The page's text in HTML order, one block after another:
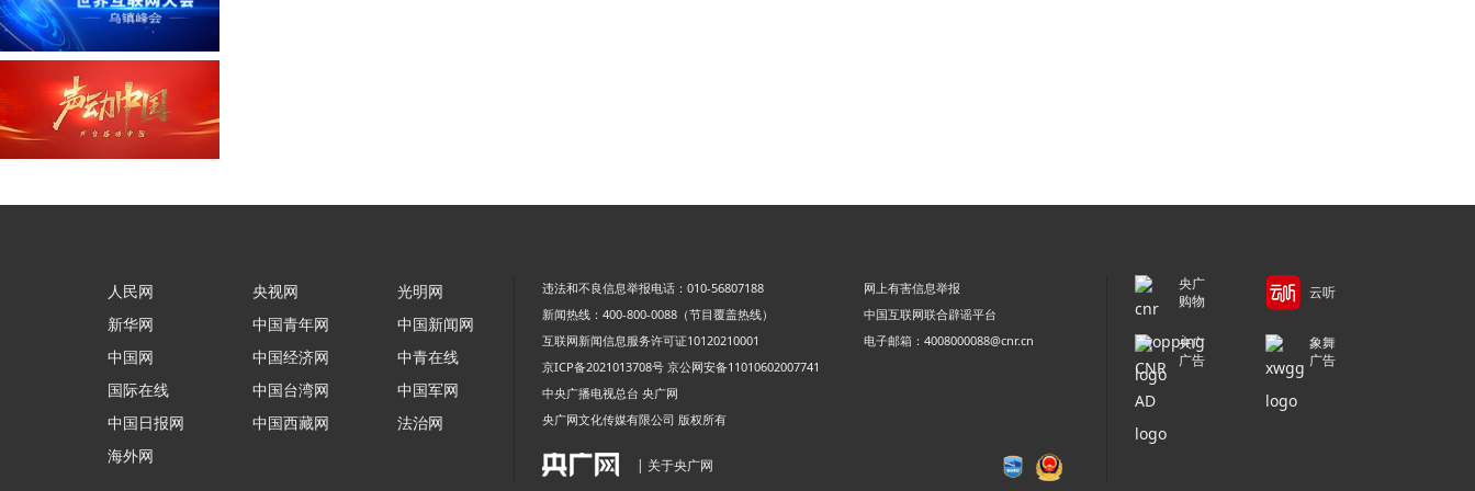
人民网
新华网
中国网
国际在线
中国日报网
海外网
央视网
中国青年网
中国经济网
中国台湾网
中国西藏网
光明网
中国新闻网
中青在线
中国军网
法治网
违法和不良信息举报电话：010-56807188
网上有害信息举报
新闻热线：400-800-0088（节目覆盖热线）
中国互联网联合辟谣平台
互联网新闻信息服务许可证10120210001
电子邮箱：4008000088@cnr.cn
京ICP备2021013708号 京公网安备11010602007741
中央广播电视总台 央广网
央广网文化传媒有限公司 版权所有
| 关于央广网
央广
购物
云听
央广
广告
象舞
广告